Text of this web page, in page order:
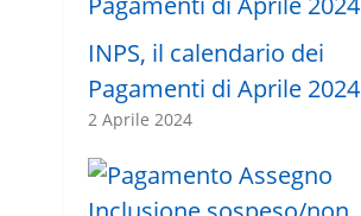
INPS, il calendario dei
Pagamenti di Aprile 2024
2 Aprile 2024